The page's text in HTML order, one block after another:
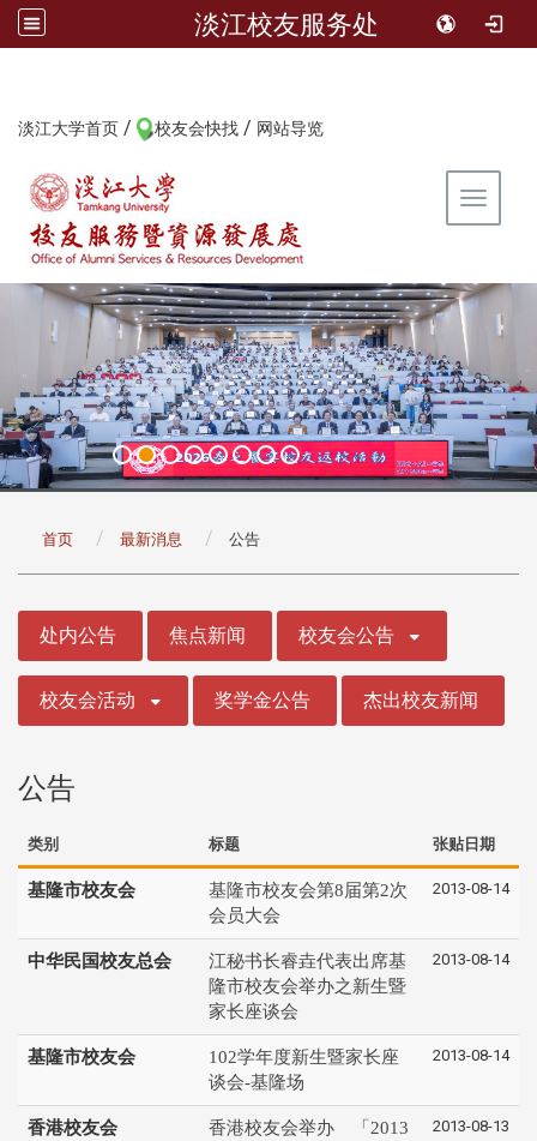
淡江校友服务处
淡江大学首页 / 校友会快找 / 网站导览
Toggle
首页 最新消息 公告
处内公告 焦点新闻 校友会公告
校友会活动 奖学金公告 杰出校友新闻
公告
类别 标题 张贴日期
基隆市校友会
基隆市校友会第8届第2次
会员大会
2013-08-14
中华民国校友总会
江秘书长睿垚代表出席基
隆市校友会举办之新生暨
家长座谈会
2013-08-14
基隆市校友会
102学年度新生暨家长座
谈会-基隆场
2013-08-14
香港校友会
香港校友会举办 「2013
2013-08-13